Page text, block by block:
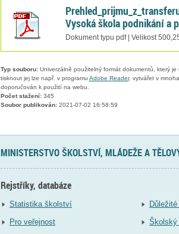
Vysoká škola podnikání a
Dokument typu pdf | Velikost
Typ souboru:Univerzálně použitelný formát dokumentů, který
tisknout jej lze např. v programu Adobe Reader, vytvářet v
doporučován k použití na webu.
Počet stažení:345
Soubor publikován:2021-07-02 16:58:59
MINISTERSTVO ŠKOLSTVÍ, MLÁDEŽE A
Rejstříky, databáze
Statistika školství
Pro veřejnost